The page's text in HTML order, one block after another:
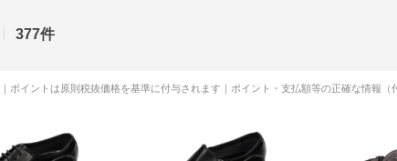
377件
｜ポイントは原則税抜価格を基準に付与されます｜ポイント・支払額等の正確な情報